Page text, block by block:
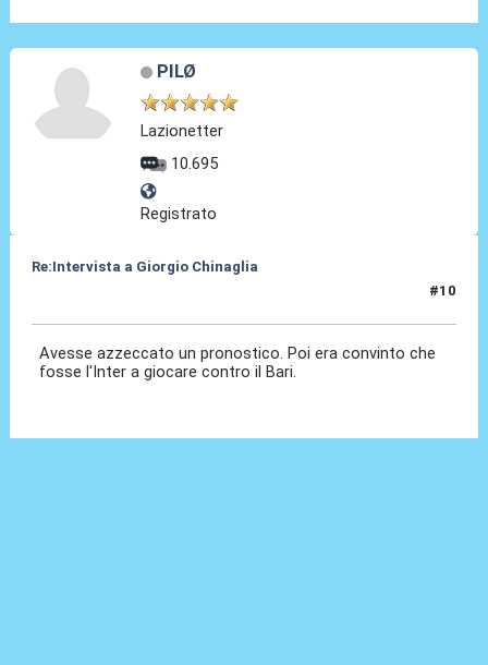
PILØ
Lazionetter
10.695
Registrato
Re:Intervista a Giorgio Chinaglia
#10
Avesse azzeccato un pronostico. Poi era convinto che
fosse l'Inter a giocare contro il Bari.